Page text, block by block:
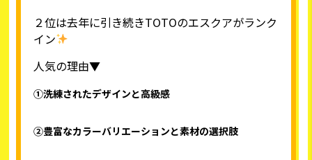
２位は去年に引き続きTOTOのエスクアがランク
イン
人気の理由▼
①洗練されたデザインと高級感
②豊富なカラーバリエーションと素材の選択肢